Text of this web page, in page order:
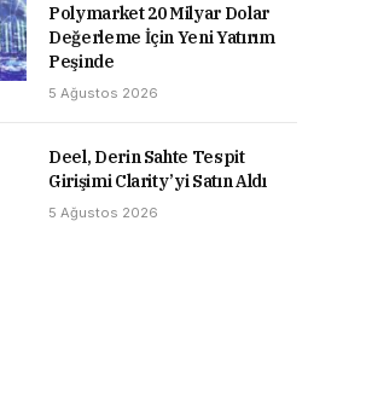
Polymarket 20 Milyar Dolar
Değerleme İçin Yeni Yatırım
Peşinde
5 Ağustos 2026
Deel, Derin Sahte Tespit
Girişimi Clarity’yi Satın Aldı
5 Ağustos 2026